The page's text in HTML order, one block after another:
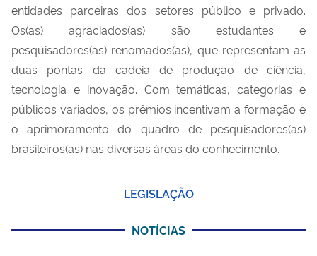
entidades parceiras dos setores público e privado.
Os(as) agraciados(as) são estudantes e
pesquisadores(as) renomados(as), que representam as
duas pontas da cadeia de produção de ciência,
tecnologia e inovação. Com temáticas, categorias e
públicos variados, os prêmios incentivam a formação e
o aprimoramento do quadro de pesquisadores(as)
brasileiros(as) nas diversas áreas do conhecimento.
LEGISLAÇÃO
NOTÍCIAS